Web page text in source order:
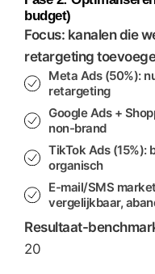
budget)
Focus: kanalen die
retargeting
Meta Ads(50%):
retargeting
Google Ads +
non-brand
TikTok Ads(15%):
organisch
E-mail/SMS
vergelijkbaar,
Resultaat-
20